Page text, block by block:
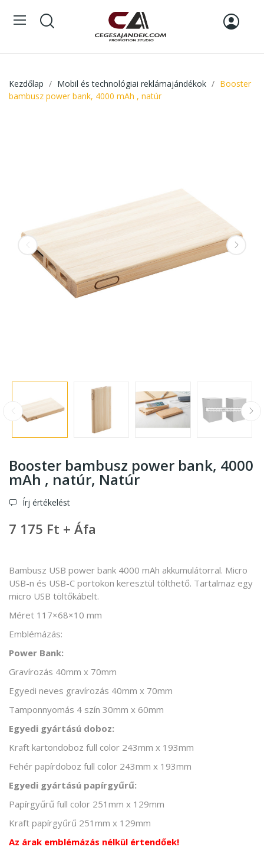
Kezdőlap Mobil és technológiai reklámajándékok
Booster
bambusz power bank, 4000 mAh , natúr
Booster bambusz power bank, 4000
mAh , natúr, Natúr
Írj értékelést
7 175 Ft + Áfa
Bambusz USB power bank 4000 mAh akkumulátorral. Micro
USB-n és USB-C portokon keresztül tölthető. Tartalmaz egy
micro USB töltőkábelt.
Méret 117×68×10 mm
Emblémázás:
Power Bank:
Gravírozás 40mm x 70mm
Egyedi neves gravírozás 40mm x 70mm
Tamponnyomás 4 szín 30mm x 60mm
Egyedi gyártású doboz:
Kraft kartondoboz full color 243mm x 193mm
Fehér papírdoboz full color 243mm x 193mm
Egyedi gyártású papírgyűrű:
Papírgyűrű full color 251mm x 129mm
Kraft papírgyűrű 251mm x 129mm
Az árak emblémázás nélkül értendőek!